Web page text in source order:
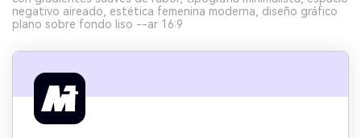
negativo aireado, estética femenina moderna, diseño gráfico
plano sobre fondo liso --ar 16:9